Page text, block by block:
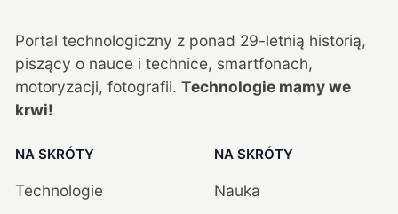
Portal technologiczny z ponad 29-letnią historią,
piszący o nauce i technice, smartfonach,
motoryzacji, fotografii. Technologie mamy we
krwi!
NA SKRÓTY
Technologie
NA SKRÓTY
Nauka